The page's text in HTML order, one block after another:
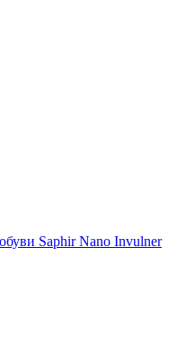
Saphir Nano Invulner